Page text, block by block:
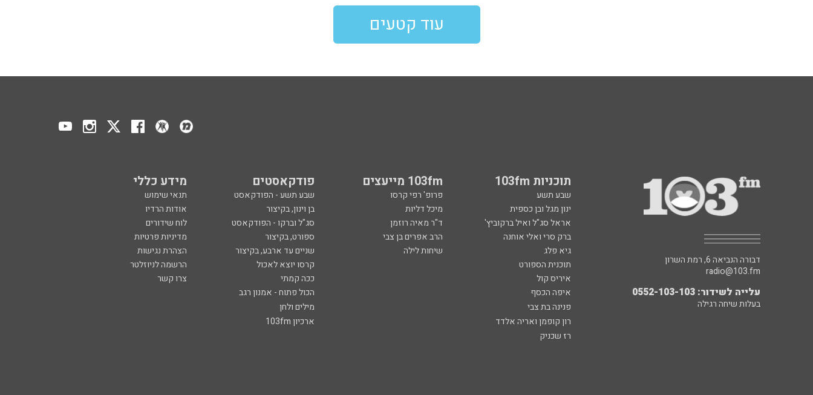
עוד קטעים
תוכניות 103fm 103fm מייעצים פודקאסטים מידע כללי
שבע תשע פרופ' רפי קרסו שבע תשע - הפודקאסט
תנאי שימוש
ינון מגל ובן כספית
מיכל דליות בן וינון, בקיצור
אודות הרדיו
אראל סג"ל ואיל ברקוביץ'
ד"ר מאיה רוזמן סג"ל וברקו - הפודקאסט
לוח שידורים
ברק סרי ואלי אוחנה
הרב אפרים בן צבי ספורט, בקיצור
מדיניות פרטיות
גיא פלג
שיחות לילה שניים עד ארבע, בקיצור
הצהרת נגישות
תוכנית הספורט
קרסו יוצא לאכול
הרשמה לניוזלטר
איריס קול
ככה קמתי
צרו קשר
איפה הכסף
הכול פתוח - אמנון רגב
פנינה בת צבי
מילים ולחן
רון קופמן ואריה אלדד
ארכיון 103fm
רז שכניק
דבורה הנביאה 6, רמת השרון
radio@103.fm
עלייה לשידור: 0552-103-103
בעלות שיחה רגילה